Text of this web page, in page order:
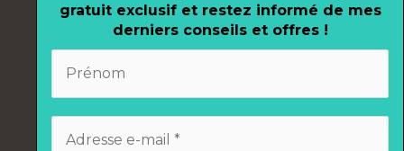
gratuit exclusif et restez informé de mes
derniers conseils et offres !